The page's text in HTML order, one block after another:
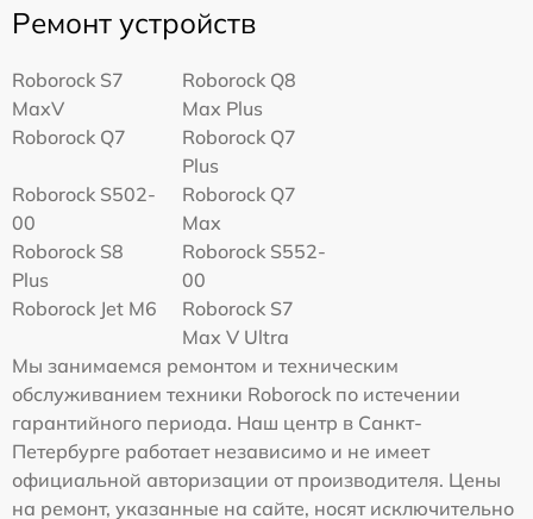
Ремонт устройств
Roborock S7
MaxV
Roborock Q8
Max Plus
Roborock Q7
Roborock Q7
Plus
Roborock S502-
00
Roborock Q7
Max
Roborock S8
Plus
Roborock S552-
00
Roborock Jet M6
Roborock S7
Max V Ultra
Мы занимаемся ремонтом и техническим
обслуживанием техники Roborock по истечении
гарантийного периода. Наш центр в Санкт-
Петербурге работает независимо и не имеет
официальной авторизации от производителя. Цены
на ремонт, указанные на сайте, носят исключительно